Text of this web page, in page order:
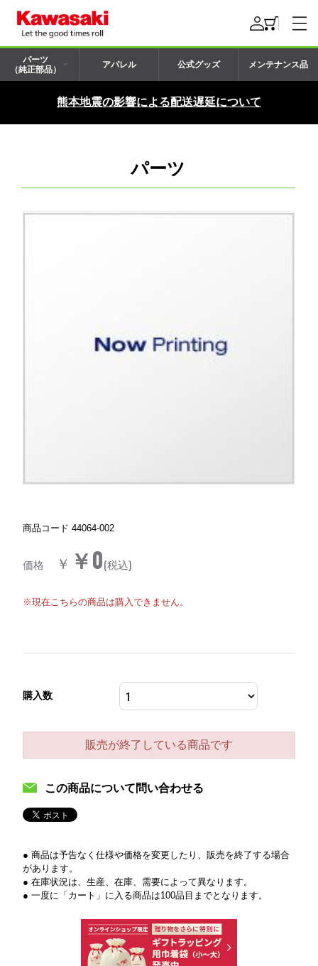
パーツ
（純正部品）
アパレル 公式グッズ メンテナンス品
熊本地震の影響による配送遅延について
パーツ
商品コード 44064-002
価格 ￥ ￥0(税込)
※現在こちらの商品は購入できません。
購入数
販売が終了している商品です
この商品について問い合わせる
● 商品は予告なく仕様や価格を変更したり、販売を終了する場合
があります。
● 在庫状況は、生産、在庫、需要によって異なります。
● 一度に「カート」に入る商品は100品目までとなります。